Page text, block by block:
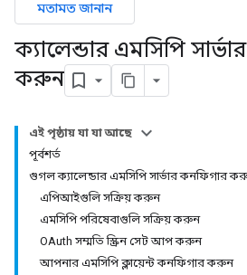
মতামত জানান
ক্যালেন্ডার এমসিপি
করুন
এই পৃষ্ঠায় যা যা আছে
পূর্বশর্ত
গুগল ক্যালেন্ডার এমসিপি সার্ভার কনফিগার
এপিআইগুলি সক্রিয় করুন
এমসিপি পরিষেবাগুলি সক্রিয় করুন
OAuth সম্মতি স্ক্রিন সেট আপ করুন
আপনার এমসিপি ক্লায়েন্ট কনফিগার করুন